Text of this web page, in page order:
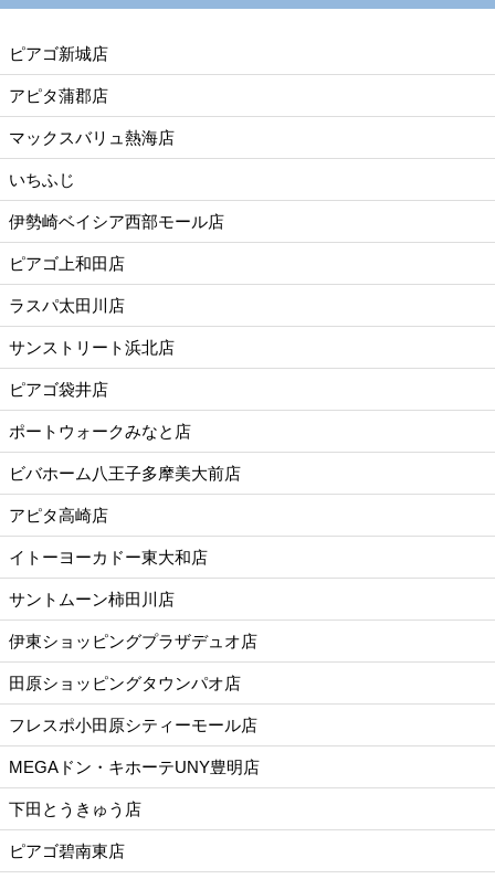
ピアゴ新城店
アピタ蒲郡店
マックスバリュ熱海店
いちふじ
伊勢崎ベイシア西部モール店
ピアゴ上和田店
ラスパ太田川店
サンストリート浜北店
ピアゴ袋井店
ポートウォークみなと店
ビバホーム八王子多摩美大前店
アピタ高崎店
イトーヨーカドー東大和店
サントムーン柿田川店
伊東ショッピングプラザデュオ店
田原ショッピングタウンパオ店
フレスポ小田原シティーモール店
MEGAドン・キホーテUNY豊明店
下田とうきゅう店
ピアゴ碧南東店